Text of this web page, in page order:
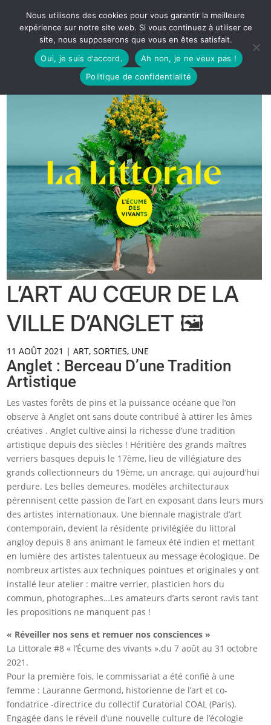
L’ART AU CŒUR DE LA
VILLE D’ANGLET 🖼️
11 AOÛT 2021 |ART,SORTIES, UNE
Anglet : Berceau D’une Tradition
Artistique
Les vastes forêts de pins et la puissance océane que l’on
observe à Anglet ont sans doute contribué à attirer les âmes
créatives . Anglet cultive ainsi la richesse d’une tradition
artistique depuis des siècles ! Héritière des grands maîtres
verriers basques depuis le 17ème, lieu de villégiature des
grands collectionneurs du 19ème, un ancrage, qui aujourd’hui
perdure. Les belles demeures, modèles architecturaux
pérennisent cette passion de l’art en exposant dans leurs murs
des artistes internationaux. Une biennale magistrale d’art
contemporain, devient la résidente privilégiée du littoral
angloy depuis 8 ans animant le fameux été indien et mettant
en lumière des artistes talentueux au message écologique. De
nombreux artistes aux techniques pointues et originales y ont
installé leur atelier : maitre verrier, plasticien hors du
commun, photographes…Les amateurs d’arts seront ravis tant
les propositions ne manquent pas !
« Réveiller nos sens et remuer nos consciences »
La Littorale #8 « l’Écume des vivants ».du 7 août au 31 octobre
2021.
Pour la première fois, le commissariat a été confié à une
femme : Lauranne Germond, historienne de l’art et co-
fondatrice -directrice du collectif Curatorial COAL (Paris).
Engagée dans le réveil d’une nouvelle culture de l’écologie
Nous utilisons des cookies pour vous garantir la meilleure
expérience sur notre site web. Si vous continuez à utiliser ce
site, nous supposerons que vous en êtes satisfait.
Oui, je suis d'accord.
Ah non, je ne veux pas !
Politique de confidentialité